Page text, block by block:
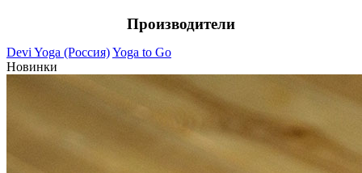
Производители
Devi Yoga (Россия)Yoga to Go
Новинки